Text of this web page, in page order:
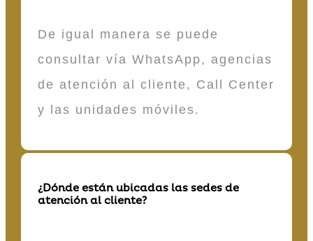
De igual manera se puede
consultar vía WhatsApp, agencias
de atención al cliente, Call Center
y las unidades móviles.
¿Dónde están ubicadas las sedes de
atención al cliente?